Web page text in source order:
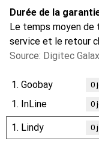
Durée de la
Le temps moyen
service et le retour
Source: Digitec
1. Goobay 0
1. InLine 0
1. Lindy 0